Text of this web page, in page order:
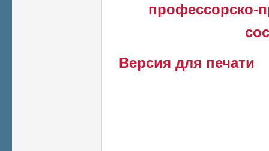
профессорско-
Версия для печати